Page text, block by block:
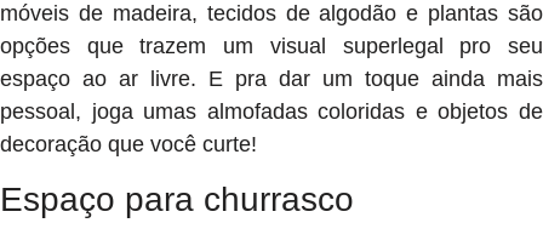
móveis de madeira, tecidos de algodão e plantas são
opções que trazem um visual superlegal pro seu
espaço ao ar livre. E pra dar um toque ainda mais
pessoal, joga umas almofadas coloridas e objetos de
decoração que você curte!
Espaço para churrasco